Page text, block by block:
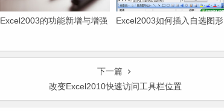
Excel2003的功能新增与增强 Excel2003如何插入自选图形
下一篇
改变Excel2010快速访问工具栏位置